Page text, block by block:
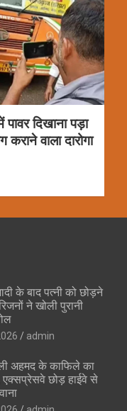
दिखाना पड़ा
वाला दारोगा
के बाद पत्नी को छोड़ने
ने खोली पुरानी
admin
अहमद के काफिले का
एक्सप्रेसवे छोड़ हाईवे से